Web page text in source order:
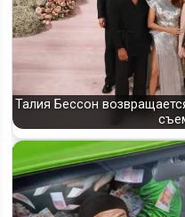
Талия Бессон